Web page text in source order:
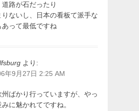
路が石だったり
ないし、日本の看板て派手な
って最低ですね
より:
年9月27日 2:25 AM
州ばかり行っていますが、やっ
に魅かれてですね。